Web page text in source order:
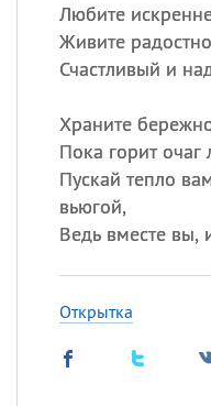
Любите
Живите
Счастливый и
Храните
Пока горит
Пускай тепло
вьюгой,
Ведь вместе вы,
Открытка